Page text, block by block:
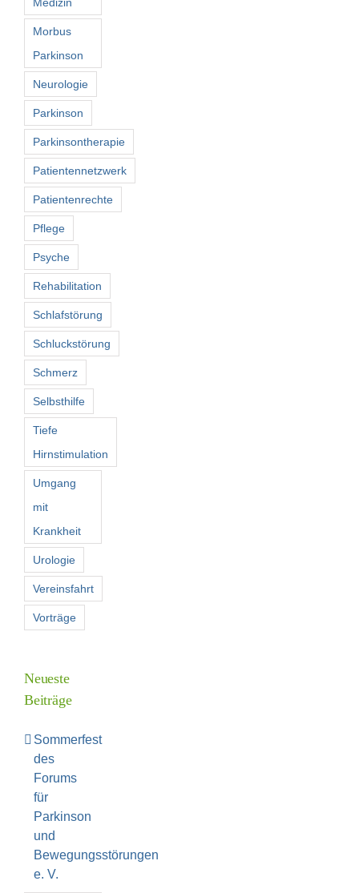
Morbus
Parkinson
Neurologie
Parkinson
Parkinsontherapie
Patientennetzwerk
Patientenrechte
Pflege
Psyche
Rehabilitation
Schlafstörung
Schluckstörung
Schmerz
Selbsthilfe
Tiefe
Hirnstimulation
Umgang
mit
Krankheit
Urologie
Vereinsfahrt
Vorträge
Neueste
Beiträge
Sommerfest
des
Forums
für
Parkinson
und
Bewegungsstörungen
e. V.